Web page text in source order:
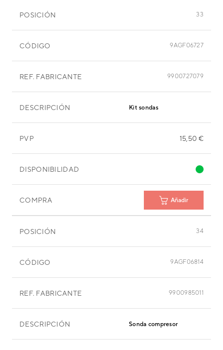
POSICIÓN 33
CÓDIGO 9AGF06727
REF. FABRICANTE 9900727079
DESCRIPCIÓN Kit sondas
PVP 15,50 €
DISPONIBILIDAD
COMPRA Añadir
POSICIÓN 34
CÓDIGO 9AGF06814
REF. FABRICANTE 9900985011
DESCRIPCIÓN Sonda compresor